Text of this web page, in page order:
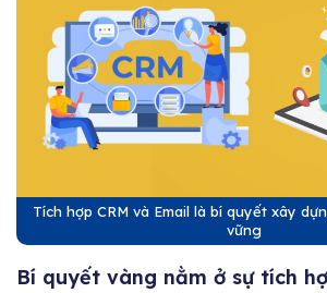
Tích hợp CRM và Email là bí quyết xây
vững
Bí quyết vàng nằm ở sự tích